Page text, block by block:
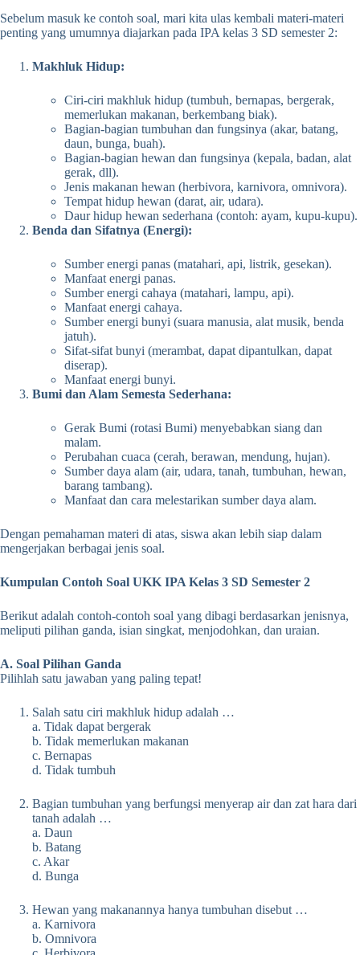
Sebelum masuk ke contoh soal, mari kita ulas kembali materi-materi
penting yang umumnya diajarkan pada IPA kelas 3 SD semester 2:
Makhluk Hidup:
Ciri-ciri makhluk hidup (tumbuh, bernapas, bergerak,
memerlukan makanan, berkembang biak).
Bagian-bagian tumbuhan dan fungsinya (akar, batang,
daun, bunga, buah).
Bagian-bagian hewan dan fungsinya (kepala, badan, alat
gerak, dll).
Jenis makanan hewan (herbivora, karnivora, omnivora).
Tempat hidup hewan (darat, air, udara).
Daur hidup hewan sederhana (contoh: ayam, kupu-kupu).
Benda dan Sifatnya (Energi):
Sumber energi panas (matahari, api, listrik, gesekan).
Manfaat energi panas.
Sumber energi cahaya (matahari, lampu, api).
Manfaat energi cahaya.
Sumber energi bunyi (suara manusia, alat musik, benda
jatuh).
Sifat-sifat bunyi (merambat, dapat dipantulkan, dapat
diserap).
Manfaat energi bunyi.
Bumi dan Alam Semesta Sederhana:
Gerak Bumi (rotasi Bumi) menyebabkan siang dan
malam.
Perubahan cuaca (cerah, berawan, mendung, hujan).
Sumber daya alam (air, udara, tanah, tumbuhan, hewan,
barang tambang).
Manfaat dan cara melestarikan sumber daya alam.
Dengan pemahaman materi di atas, siswa akan lebih siap dalam
mengerjakan berbagai jenis soal.
Kumpulan Contoh Soal UKK IPA Kelas 3 SD Semester 2
Berikut adalah contoh-contoh soal yang dibagi berdasarkan jenisnya,
meliputi pilihan ganda, isian singkat, menjodohkan, dan uraian.
A. Soal Pilihan Ganda
Pilihlah satu jawaban yang paling tepat!
Salah satu ciri makhluk hidup adalah …
a. Tidak dapat bergerak
b. Tidak memerlukan makanan
c. Bernapas
d. Tidak tumbuh
Bagian tumbuhan yang berfungsi menyerap air dan zat hara dari
tanah adalah …
a. Daun
b. Batang
c. Akar
d. Bunga
Hewan yang makanannya hanya tumbuhan disebut …
a. Karnivora
b. Omnivora